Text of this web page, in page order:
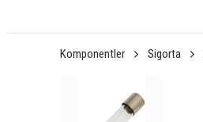
Komponentler Sigorta